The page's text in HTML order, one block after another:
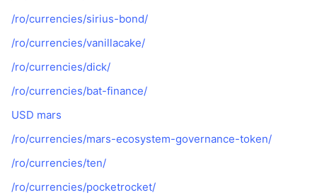
/ro/currencies/sirius-bond/
/ro/currencies/vanillacake/
/ro/currencies/dick/
/ro/currencies/bat-finance/
USD mars
/ro/currencies/mars-ecosystem-governance-token/
/ro/currencies/ten/
/ro/currencies/pocketrocket/